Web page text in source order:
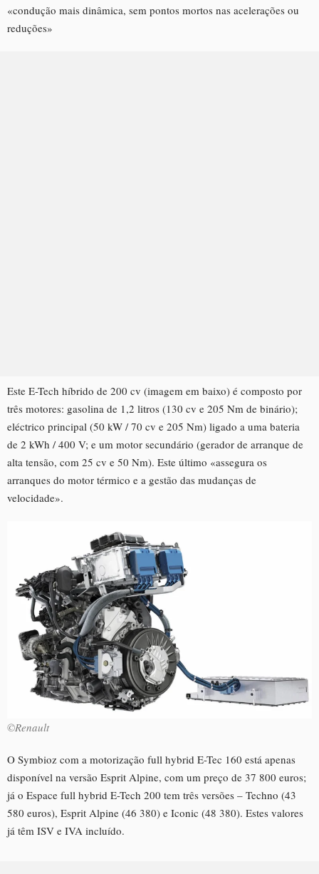
«condução mais dinâmica, sem pontos mortos nas acelerações ou
reduções»
Este E-Tech híbrido de 200 cv (imagem em baixo) é composto por
três motores: gasolina de 1,2 litros (130 cv e 205 Nm de binário);
eléctrico principal (50 kW / 70 cv e 205 Nm) ligado a uma bateria
de 2 kWh / 400 V; e um motor secundário (gerador de arranque de
alta tensão, com 25 cv e 50 Nm). Este último «assegura os
arranques do motor térmico e a gestão das mudanças de
velocidade».
©Renault
O Symbioz com a motorização full hybrid E-Tec 160 está apenas
disponível na versão Esprit Alpine, com um preço de 37 800 euros;
já o Espace full hybrid E-Tech 200 tem três versões – Techno (43
580 euros), Esprit Alpine (46 380) e Iconic (48 380). Estes valores
já têm ISV e IVA incluído.